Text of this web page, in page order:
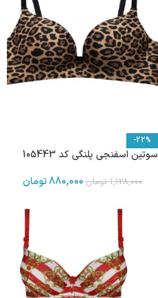
-22%
سوتین اسفنجی پلنگی کد 105443
1,128,000 تومان880,000تومان